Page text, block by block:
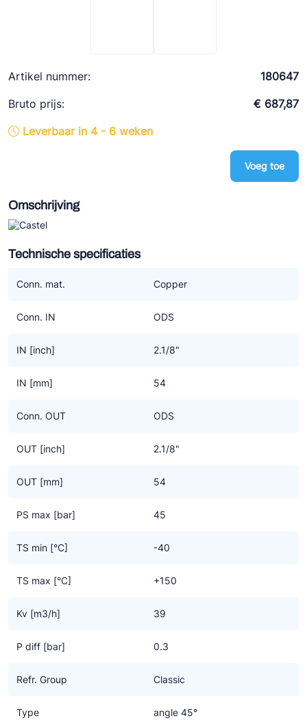
Artikel nummer:
180647
Bruto prijs:
€ 687,87
Leverbaar in 4 - 6 weken
Voeg toe
Omschrijving
Technische specificaties
Conn. mat. Copper
Conn. IN ODS
IN [inch] 2.1/8"
IN [mm] 54
Conn. OUT ODS
OUT [inch] 2.1/8"
OUT [mm] 54
PS max [bar] 45
TS min [°C] -40
TS max [°C] +150
Kv [m3/h] 39
P diff [bar] 0.3
Refr. Group Classic
Type angle 45°